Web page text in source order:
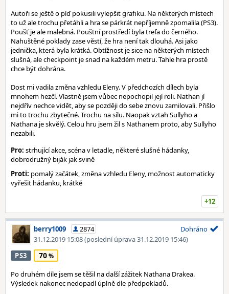
Autoři se ještě o píď pokusili vylepšit grafiku. Na některých místech
to už ale trochu přetáhli a hra se párkrát nepříjemně zpomalila (PS3).
Poušť je ale malebná. Pouštní prostředí byla trefa do černého.
Nahuštěné poklady zase věstí, že hra není tak dlouhá. Asi jako
jednička, která byla krátká. Obtížnost je sice na některých místech
slušná, ale checkpoint je snad na každém metru. Tahle hra prostě
chce být dohrána.
Dost mi vadila změna vzhledu Eleny. V předchozích dílech byla
mnohem hezčí. Vlastně jsem vůbec nepochopil její roli. Nathan jí
nejdřív nechce vidět, aby se později do sebe znovu zamilovali. Přišlo
mi to trochu zbytečné. Trochu na sílu. Naopak vztah Sullyho a
Nathana je skvělý. Celou hru jsem žil s Nathanem proto, aby Sullyho
nezabili.
Pro: strhující akce, scéna v letadle, některé slušné hádanky,
dobrodružný biják jak svině
Proti: pomalý začátek, změna vzhledu Eleny, možnost automaticky
vyřešit hádanku, krátké
+12
berry1009
2874
31.12.2019 15:08(poslední úprava 31.12.2019 15:46)
Dohráno
PS3 70
Po druhém díle jsem se těšil na další zážitek Nathana Drakea.
Výsledek nakonec nedopadl úplně dle předpokladů.